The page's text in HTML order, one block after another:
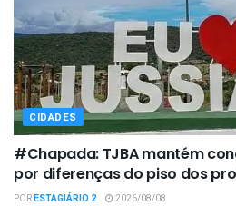
CIDADES
#Chapada: TJBA mantém
por diferenças do piso dos
PORESTAGIÁRIO 2 2026/08/08